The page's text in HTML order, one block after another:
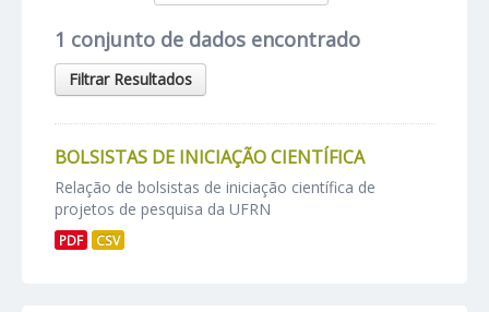
1 conjunto de dados encontrado
Filtrar Resultados
BOLSISTAS DE INICIAÇÃO CIENTÍFICA
Relação de bolsistas de iniciação científica de
projetos de pesquisa da UFRN
PDF CSV